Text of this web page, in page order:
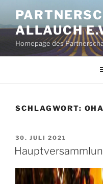
Inhalt
springenALLAUCH
Homepage des
SCHLAGWORT: OHA
VERÖFFENTLICHT
AM
30. JULI 2021